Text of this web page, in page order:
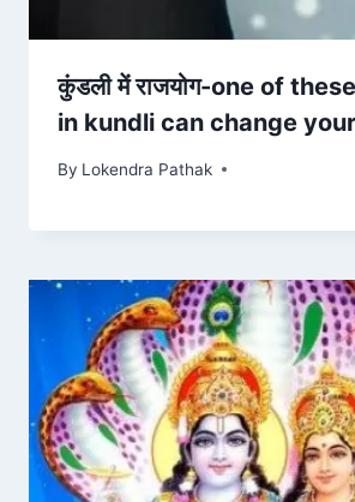
कुंडली में राजयोग-one of
in kundli can change
By Lokendra Pathak